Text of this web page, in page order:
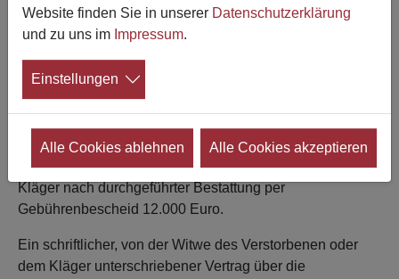
höhere Gebühr für Bestattungen auf ihrem Friedhof
Kläger in dem verwaltungsgerichtlichen Rechtsstreit war
Trägerin des jüdischen Friedhofs, auf dem der
Verstorbene bestattet worden war, forderte von dem
Kläger nach durchgeführter Bestattung per
Gebührenbescheid 12.000 Euro.
Ein schriftlicher, von der Witwe des Verstorbenen oder
dem Kläger unterschriebener Vertrag über die
Website finden Sie in unserer Datenschutzerklärung
und zu uns im Impressum.
Einstellungen
Alle Cookies ablehnen Alle Cookies akzeptieren